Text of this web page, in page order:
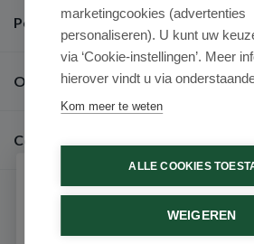
Populaire merken
Over ons
Contact
marketingcookies (advertenties
personaliseren). U kunt uw
via ‘Cookie-instellingen’. Meer
hierover vindt u via
Kom meer te weten
ALLE COOKIES
WEIGEREN
Schrijf je in voor onze
Ontvang als eerste de beste
advies